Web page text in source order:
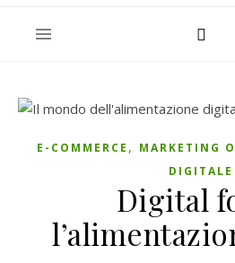
E-COMMERCE , MARKETING
DIGITALE
Digital